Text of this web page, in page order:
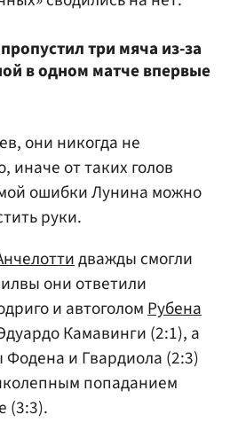
три мяча из-за
в одном матче впервые
они никогда не
иначе от таких голов
ошибки Лунина можно
руки.
дважды смогли
они ответили
и автоголомРубена
Камавинги (2:1), а
и Гвардиола (2:3)
попаданием
(3:3).